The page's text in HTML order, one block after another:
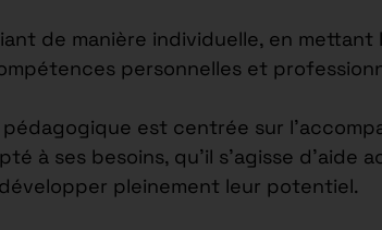
de manière individuelle, en
personnelles et
est centrée sur
à ses besoins, qu’il s’agisse d’aide
pleinement leur potentiel.